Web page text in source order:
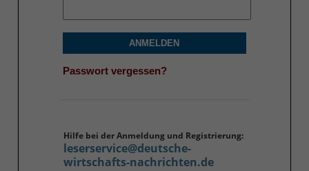
ANMELDEN
Passwort vergessen?
Hilfe bei der Anmeldung und Registrierung:
leserservice@deutsche-
wirtschafts-nachrichten.de